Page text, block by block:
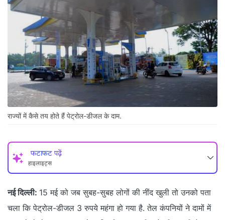
राज्यों में कैसे तय होते हैं पेट्रोल-डीजल के दाम.
फटाफट पढ़ें
हाइलाइट्स
नई दिल्ली: 15 मई को जब सुबह-सुबह लोगों की नींद खुली तो उनको पता
चला कि पेट्रोल-डीजल 3 रुपये महंगा हो गया है. तेल कंपनियों ने दामों में